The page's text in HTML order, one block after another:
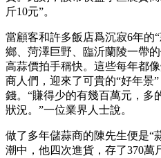
斤10元”。
當顧客和許多飯店爲沉寂6年的
鄉、菏澤巨野、臨沂蘭陵一帶
高蒜價拍手稱快。這些每年都
商人們，迎來了可貴的“好年景
錢。“賺得少的有幾百萬元，多
狀況。”一位業界人士說。
做了多年儲蒜商的陳先生便是“
潮中，他四次進貨，存了370萬